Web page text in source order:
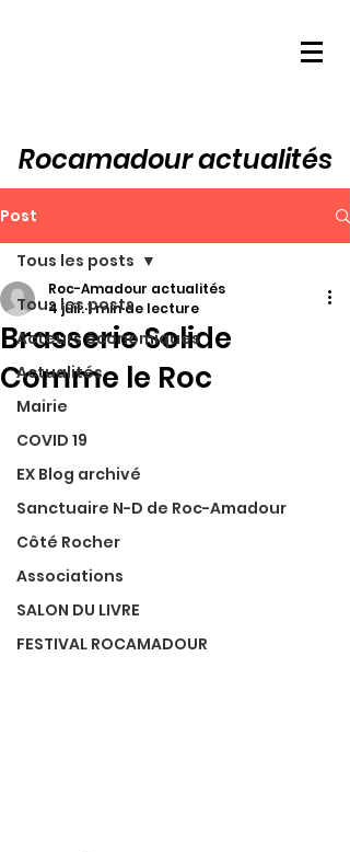
Rocamadour actualités
Post
Tous les posts
Acteurs économiques
Actualités
Mairie
COVID 19
EX Blog archivé
Sanctuaire N-D de Roc-Amadour
Côté Rocher
Associations
SALON DU LIVRE
FESTIVAL ROCAMADOUR
Tous les posts
Brasserie Solide
Comme le Roc
Roc-Amadour actualités
4 juil.1 min de lecture